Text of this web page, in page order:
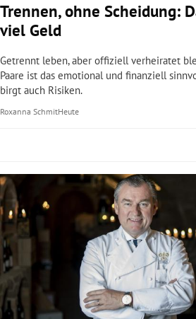
Untermenü
Untermenü
Untermenü
Untermenü
Untermenü
Trennen, ohne Scheidung:
viel Geld
Getrennt leben, aber offiziell verheiratet
Paare ist das emotional und finanziell
birgt auch Risiken.
Roxanna SchmitHeute